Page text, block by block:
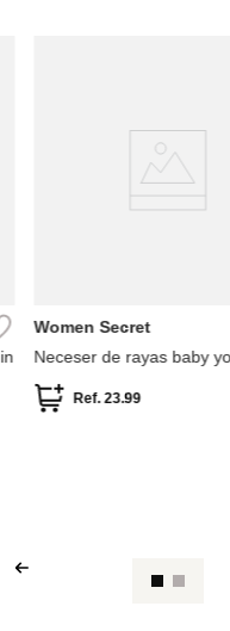
Women Secret
Neceser de rayas baby
Ref.23.99